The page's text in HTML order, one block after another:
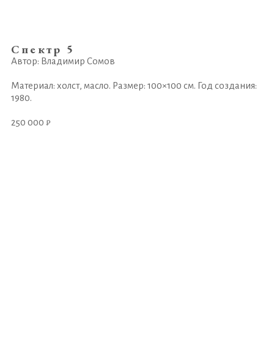
Спектр 5
Автор: Владимир Сомов
Материал: холст, масло. Размер: 100×100 см. Год создания:
1980.
250 000 ₽